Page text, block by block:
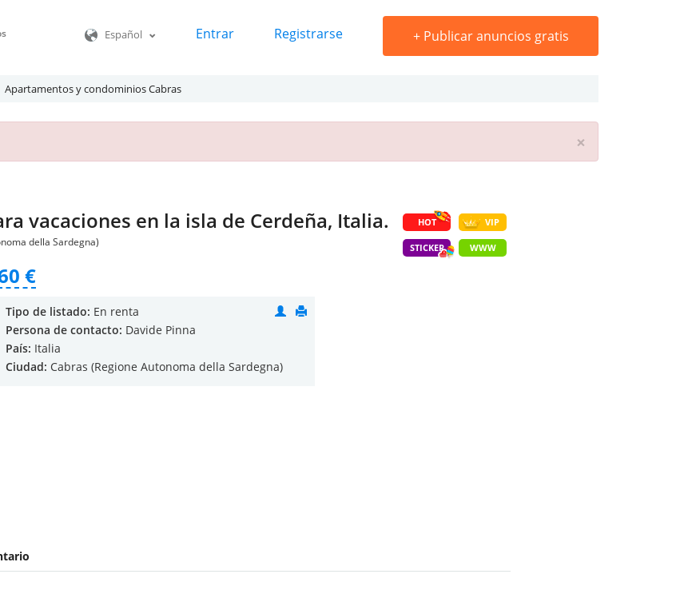
Español Entrar Registrarse +Publicar anuncios gratis
Apartamentos y condominios Cabras
×
HOT VIP
STICKER WWW
vacaciones en la isla de Cerdeña, Italia.
della Sardegna)
€
Tipo de listado: En renta
Persona de contacto: Davide Pinna
País: Italia
Ciudad: Cabras (Regione Autonoma della Sardegna)